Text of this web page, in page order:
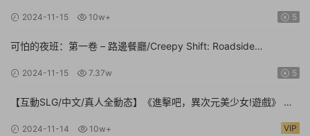
2024-11-15 10w+ 5
可怕的夜班：第一卷 – 路邊餐廳/Creepy Shift: Roadside
2024-11-15 7.37w 5
【互動SLG/中文/真人全動态】《進擊吧，異次元美少女!遊戲》 官
2024-11-14 10w+ VIP